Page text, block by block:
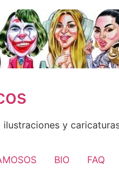
y
BIO FAQ